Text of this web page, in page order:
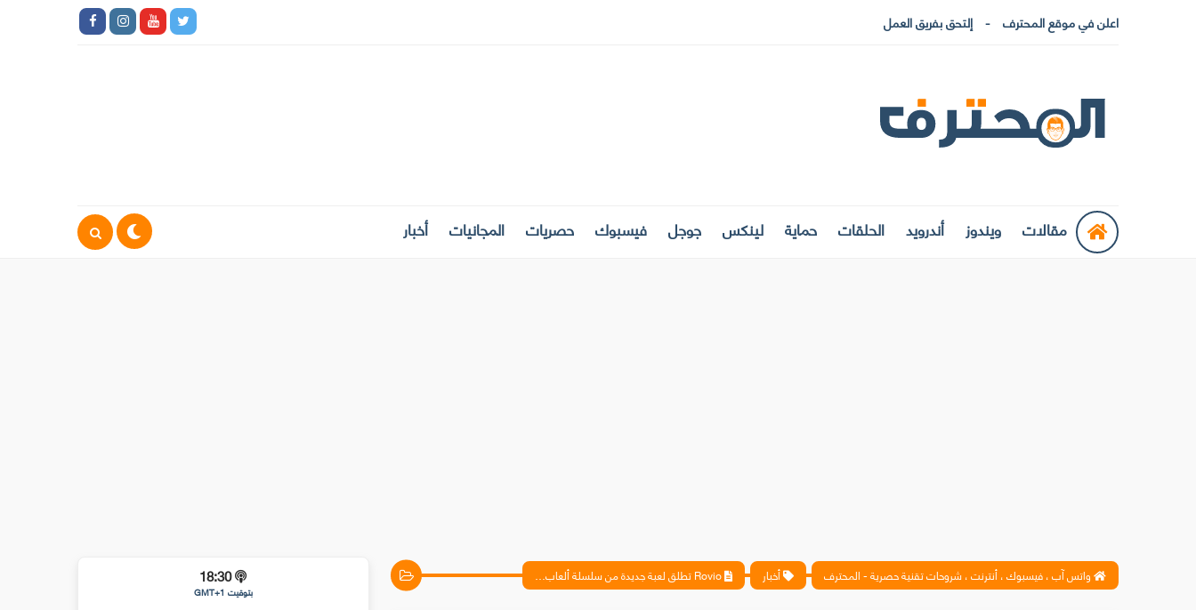
اعلن في موقع المحترف إلتحق بفريق العمل
مقالات ويندوز أندرويد الحلقات حماية لينكس جوجل فيسبوك حصريات المجانيات أخبار
واتس آب ، فيسبوك ، أنترنت ، شروحات تقنية حصرية - المحترف أخبار 18:30
بتوقيت GMT+1